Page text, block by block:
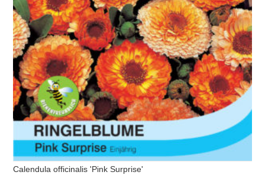
Calendula officinalis 'Pink Surprise'